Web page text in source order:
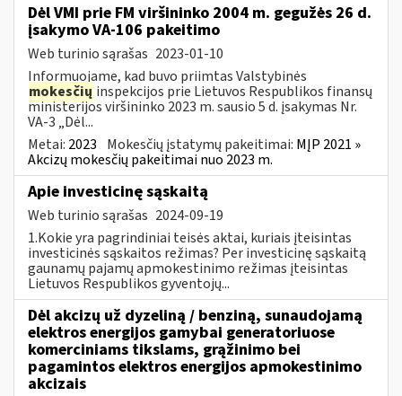
Dėl VMI prie FM viršininko 2004 m. gegužės 26 d.
įsakymo VA-106 pakeitimo
Web turinio sąrašas 2023-01-10
Informuojame, kad buvo priimtas Valstybinės
mokesčių inspekcijos prie Lietuvos Respublikos finansų
ministerijos viršininko 2023 m. sausio 5 d. įsakymas Nr.
VA-3 „Dėl...
Metai: 2023 Mokesčių įstatymų pakeitimai: MĮP 2021 »
Akcizų mokesčių pakeitimai nuo 2023 m.
Apie investicinę sąskaitą
Web turinio sąrašas 2024-09-19
1.Kokie yra pagrindiniai teisės aktai, kuriais įteisintas
investicinės sąskaitos režimas? Per investicinę sąskaitą
gaunamų pajamų apmokestinimo režimas įteisintas
Lietuvos Respublikos gyventojų...
Dėl akcizų už dyzeliną / benziną, sunaudojamą
elektros energijos gamybai generatoriuose
komerciniams tikslams, grąžinimo bei
pagamintos elektros energijos apmokestinimo
akcizais